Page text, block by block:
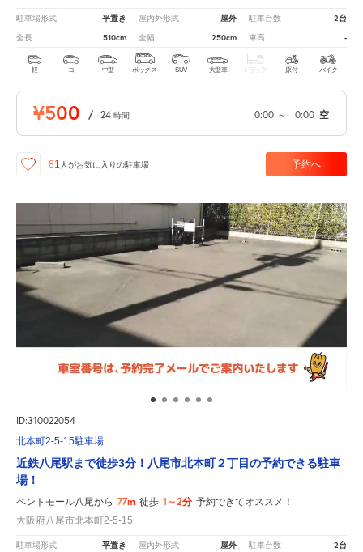
駐車場形式 平置き 屋内外形式 屋外 駐車台数 2台
全長 510cm 全幅 250cm 車高 -
軽 コ 中型 ボックス SUV 大型車 トラック 原付 バイク
¥500 / 24 時間 0:00 ～ 0:00 空
81 人がお気に入りの駐車場 予約へ
ID:310022054
北本町2-5-15駐車場
近鉄八尾駅まで徒歩3分！八尾市北本町２丁目の予約できる駐車
場！
ペントモール八尾から 77m 徒歩 1～2分 予約できてオススメ！
大阪府八尾市北本町2-5-15
駐車場形式 平置き 屋内外形式 屋外 駐車台数 2台